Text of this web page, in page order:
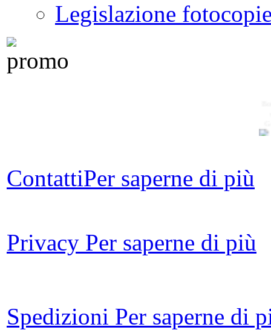
Legislazione
ContattiPer saperne di più
Privacy Per saperne di più
Spedizioni Per saperne di